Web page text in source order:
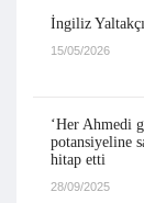
İngiliz
15/05/2026
‘Her Ahmedi
potansiyeline
hitap etti
28/09/2025